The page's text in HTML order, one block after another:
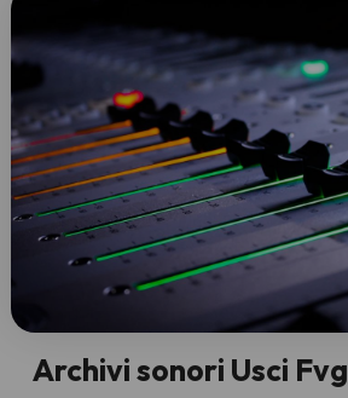
Archivi sonori Usci Fvg